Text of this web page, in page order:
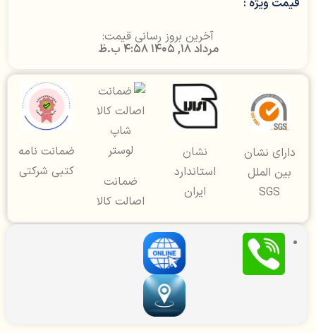
آخرین بروز رسانی قیمت:
مرداد 18, 1405 4:58 ب.ظ
دارای نشان
بین الملل
SGS
نشان
استاندارد
ایران
ضمانت
اصالت کالا
ضمانت نامه
کتبی شرکتی